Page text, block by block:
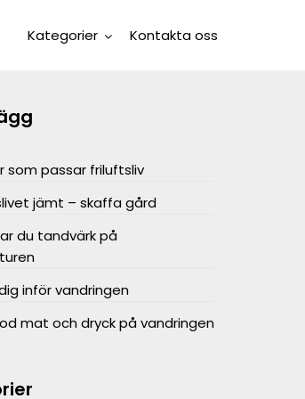
Kategorier Kontakta oss
som passar friluftsliv
jämt – skaffa gård
du tandvärk på
inför vandringen
mat och dryck på vandringen